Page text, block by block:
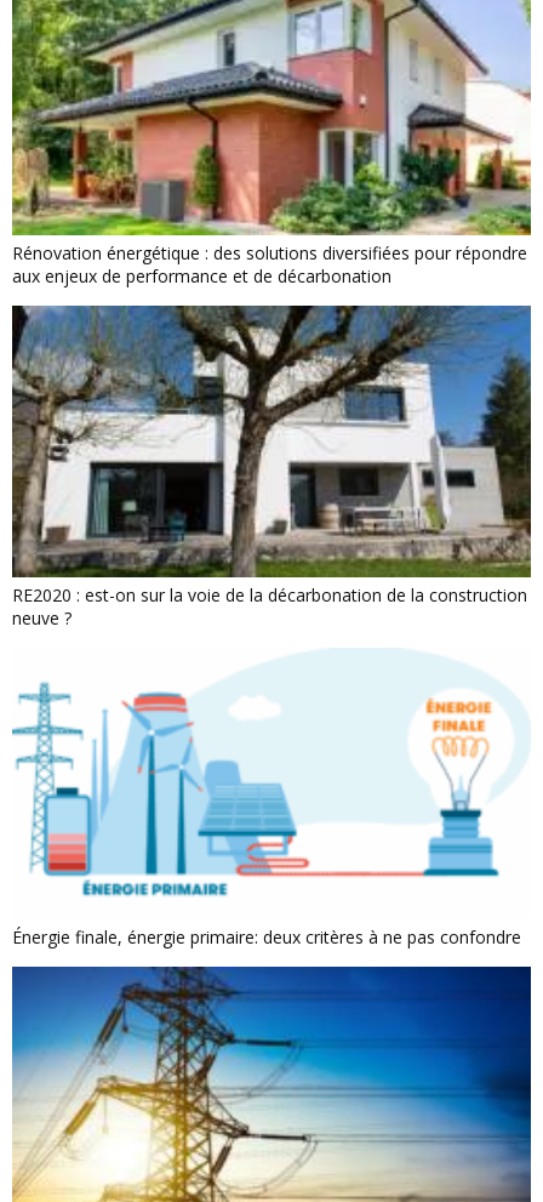
Rénovation énergétique : des solutions diversifiées pour répondre
aux enjeux de performance et de décarbonation
RE2020 : est-on sur la voie de la décarbonation de la construction
neuve ?
Énergie finale, énergie primaire: deux critères à ne pas confondre